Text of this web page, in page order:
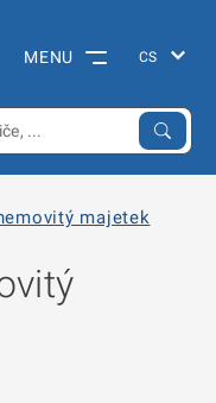
MENU
majetek